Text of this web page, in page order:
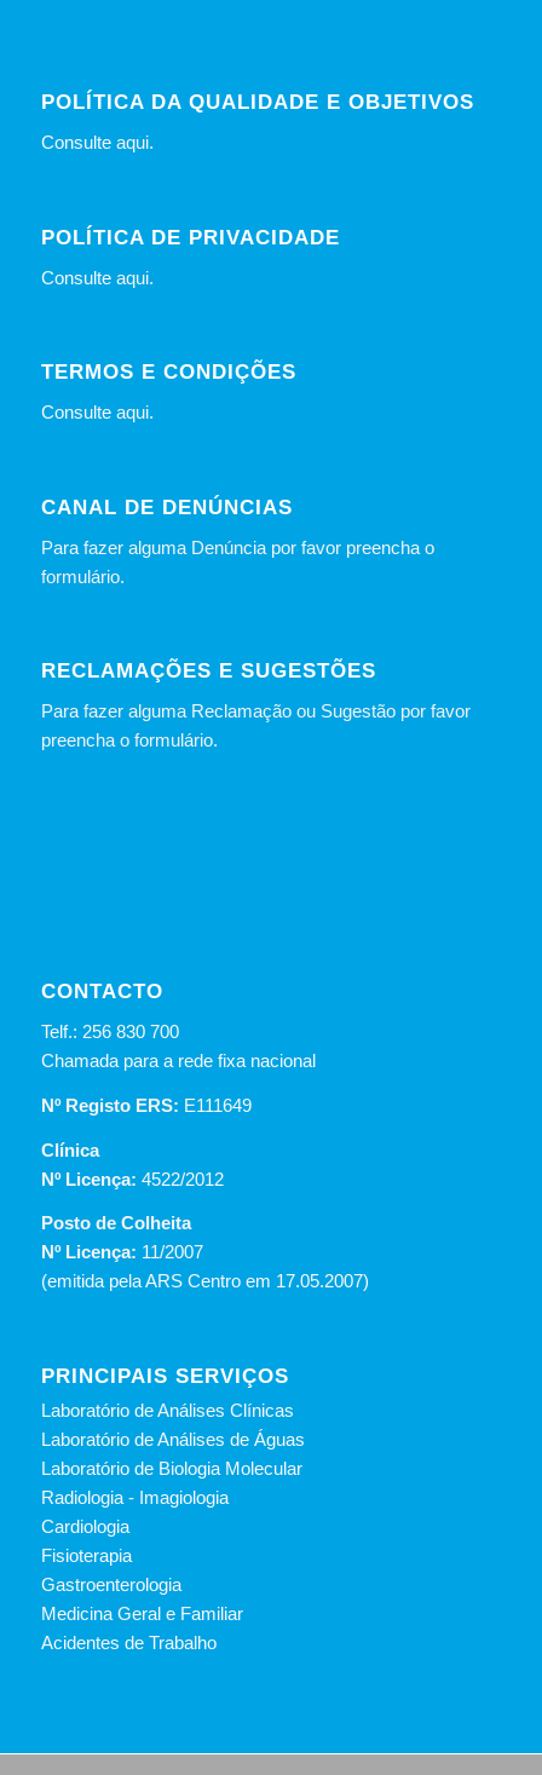
POLÍTICA DA QUALIDADE E OBJETIVOS
Consulte aqui.
POLÍTICA DE PRIVACIDADE
Consulte aqui.
TERMOS E CONDIÇÕES
Consulte aqui.
CANAL DE DENÚNCIAS
Para fazer alguma Denúncia por favor preencha o
formulário.
RECLAMAÇÕES E SUGESTÕES
Para fazer alguma Reclamação ou Sugestão por favor
preencha o formulário.
CONTACTO
Telf.: 256 830 700
Chamada para a rede fixa nacional
Nº Registo ERS: E111649
Clínica
Nº Licença: 4522/2012
Posto de Colheita
Nº Licença: 11/2007
(emitida pela ARS Centro em 17.05.2007)
PRINCIPAIS SERVIÇOS
Laboratório de Análises Clínicas
Laboratório de Análises de Águas
Laboratório de Biologia Molecular
Radiologia - Imagiologia
Cardiologia
Fisioterapia
Gastroenterologia
Medicina Geral e Familiar
Acidentes de Trabalho